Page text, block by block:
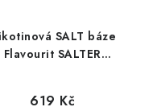
SALT báze
Flavourit SALTER
619 Kč